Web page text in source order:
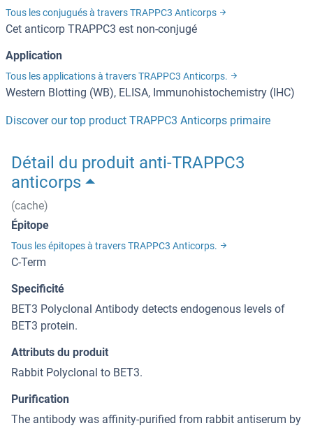
Tous les conjugués à travers TRAPPC3 Anticorps
Cet anticorp TRAPPC3 est non-conjugé
Application
Tous les applications à travers TRAPPC3 Anticorps.
Western Blotting (WB), ELISA, Immunohistochemistry (IHC)
Discover our top product TRAPPC3 Anticorps primaire
Détail du produit anti-TRAPPC3
anticorps
(cache)
Épitope
Tous les épitopes à travers TRAPPC3 Anticorps.
C-Term
Specificité
BET3 Polyclonal Antibody detects endogenous levels of
BET3 protein.
Attributs du produit
Rabbit Polyclonal to BET3.
Purification
The antibody was affinity-purified from rabbit antiserum by